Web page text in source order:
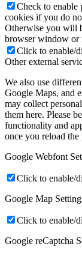
Check to enable
cookies if you do
Otherwise you will
browser window or
Click to enable/
Other external
We also use
Google Maps, and
may collect
them here. Please
functionality and
once you reload the
Google Webfont
Click to enable/
Google Map
Click to enable/
Google reCaptcha